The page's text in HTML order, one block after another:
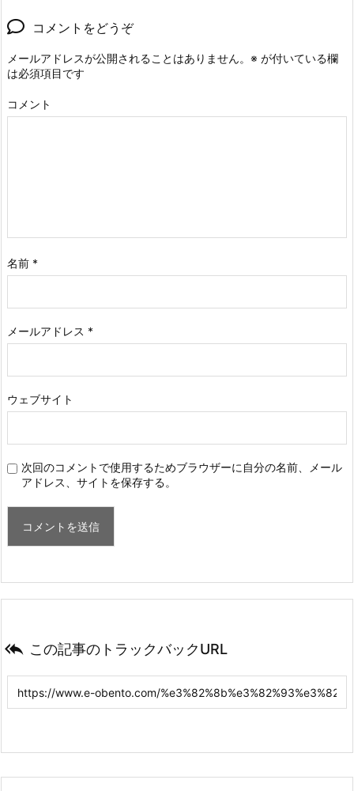
コメントをどうぞ
メールアドレスが公開されることはありません。 ※ が付いている欄
は必須項目です
コメント
名前 *
メールアドレス *
ウェブサイト
次回のコメントで使用するためブラウザーに自分の名前、メール
アドレス、サイトを保存する。
 この記事のトラックバックURL